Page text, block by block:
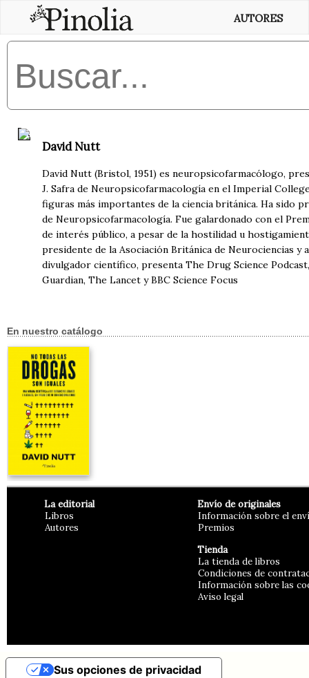
AUTORES
David Nutt
David Nutt (Bristol, 1951) es neuropsicofarmacólogo,
J. Safra de Neuropsicofarmacología en el Imperial
figuras más importantes de la ciencia británica. Ha sido
de Neuropsicofarmacología. Fue galardonado con el
de interés público, a pesar de la hostilidad u
presidente de la Asociación Británica de Neurociencias
divulgador científico, presenta The Drug Science
Guardian, The Lancet y BBC Science Focus
En nuestro catálogo
La editorial
Libros
Autores
Envío de originales
Información sobre el
Premios
Tienda
La tienda de libros
Condiciones de
Información sobre las
Aviso legal
Sus opciones de privacidad